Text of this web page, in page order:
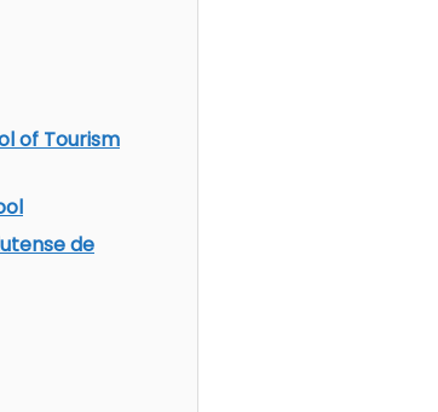
of Tourism
de